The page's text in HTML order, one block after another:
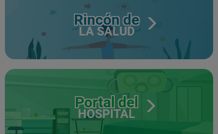
Rincón de
LA SALUD
Portal del
HOSPITAL